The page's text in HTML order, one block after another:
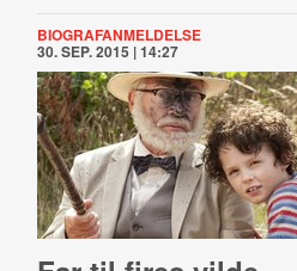
BIOGRAFANMELDELSE
30. SEP. 2015 | 14:27